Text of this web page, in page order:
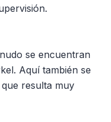
se encuentran
Aquí también se
resulta muy